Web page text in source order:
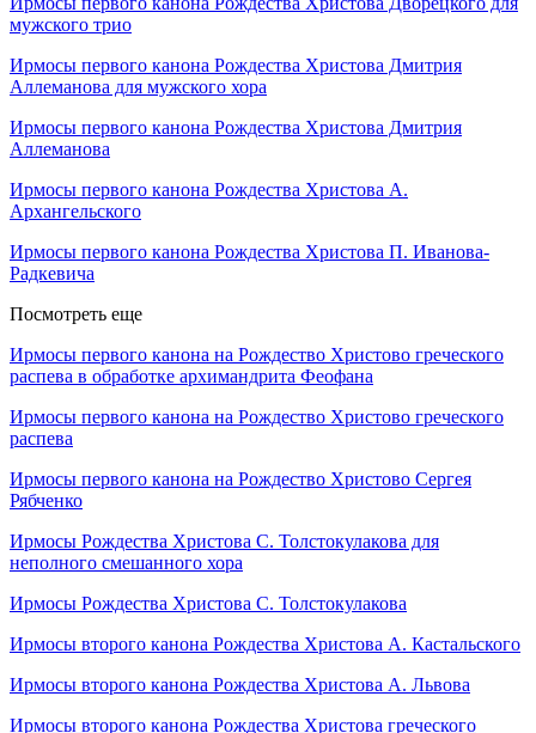
мужского трио
Ирмосы первого канона Рождества Христова Дмитрия
Аллеманова для мужского хора
Ирмосы первого канона Рождества Христова Дмитрия
Аллеманова
Ирмосы первого канона Рождества Христова А.
Архангельского
Ирмосы первого канона Рождества Христова П. Иванова-
Радкевича
Посмотреть еще
Ирмосы первого канона на Рождество Христово греческого
распева в обработке архимандрита Феофана
Ирмосы первого канона на Рождество Христово греческого
распева
Ирмосы первого канона на Рождество Христово Сергея
Рябченко
Ирмосы Рождества Христова С. Толстокулакова для
неполного смешанного хора
Ирмосы Рождества Христова С. Толстокулакова
Ирмосы второго канона Рождества Христова А. Кастальского
Ирмосы второго канона Рождества Христова А. Львова
Ирмосы второго канона Рождества Христова греческого